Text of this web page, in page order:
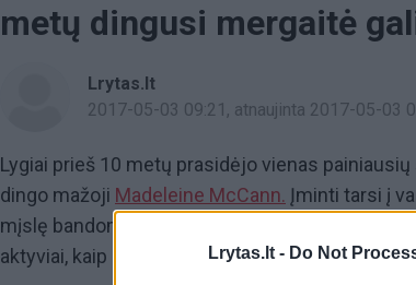
Lrytas.lt - Do Not
metų dingusi mergaitė
Lrytas.lt
2017-05-03 09:21 , atnaujinta 2017-05-03
Lygiai prieš 10 metų prasidėjo vienas
dingo mažoji Madeleine McCann. Įminti tarsi į
mįslę bandoma iki šiol, o sąmokslo teorijos apie
aktyviai, kaip ir pačioje pradžioje.